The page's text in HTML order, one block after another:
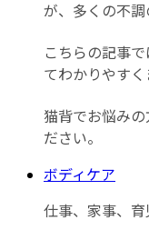
が、多くの不調
こちらの記事
てわかりやすく
猫背でお悩み
ださい。
ボディケア
仕事、家事、